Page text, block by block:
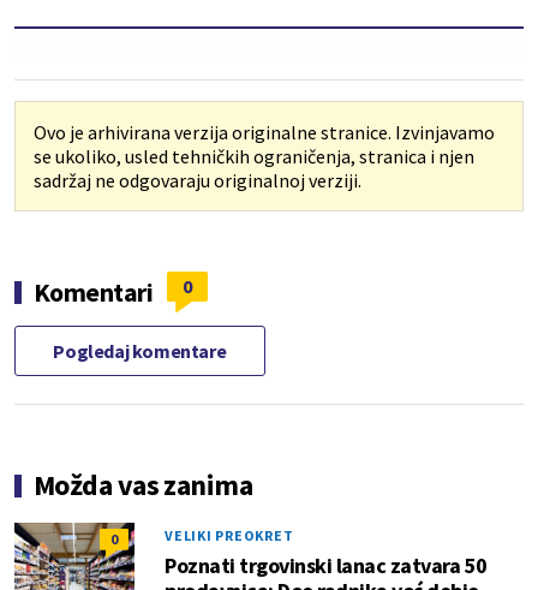
Ovo je arhivirana verzija originalne stranice. Izvinjavamo
se ukoliko, usled tehničkih ograničenja, stranica i njen
sadržaj ne odgovaraju originalnoj verziji.
Komentari 0
Pogledaj komentare
Možda vas zanima
0 VELIKI PREOKRET
Poznati trgovinski lanac zatvara 50